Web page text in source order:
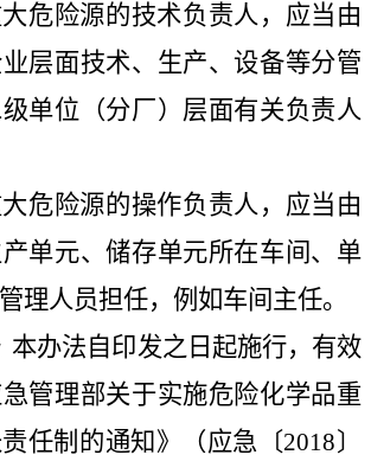
大危险源的技术负责人，应当由
层面技术、生产、设备等分管
单位（分厂）层面有关负责人
大危险源的操作负责人，应当由
单元、储存单元所在车间、单
理人员担任，例如车间主任。
本办法自印发之日起施行，有效
管理部关于实施危险化学品重
任制的通知》（应急〔2018 〕